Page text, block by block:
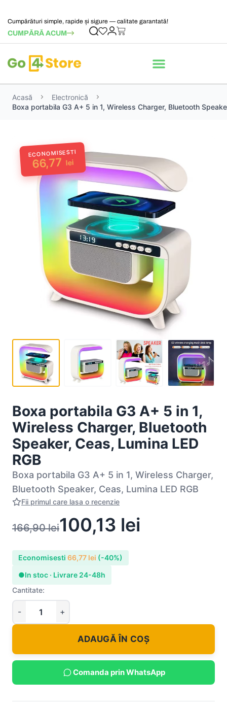
Cumpărături simple, rapide și sigure — calitate garantată!
CUMPĂRĂ ACUM
Acasă
Electronică
Boxa portabila G3 A+ 5 in 1, Wireless Charger, Bluetooth
ECONOMISESTI
66,77 lei
Boxa portabila G3 A+ 5 in 1,
Wireless Charger, Bluetooth
Speaker, Ceas, Lumina LED
RGB
Boxa portabila G3 A+ 5 in 1, Wireless Charger,
Bluetooth Speaker, Ceas, Lumina LED RGB
Fii primul care lasa o recenzie
166,90lei100,13 lei
Economisesti 66,77 lei (-40%)
●In stoc · Livrare 24-48h
Cantitate:
ADAUGĂ ÎN COȘ
Comanda prin WhatsApp